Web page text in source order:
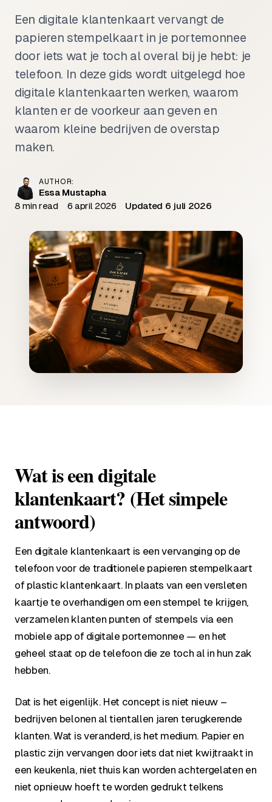
Een digitale klantenkaart vervangt de
papieren stempelkaart in je portemonnee
door iets wat je toch al overal bij je hebt: je
telefoon. In deze gids wordt uitgelegd hoe
digitale klantenkaarten werken, waarom
klanten er de voorkeur aan geven en
waarom kleine bedrijven de overstap
maken.
AUTHOR:
Essa Mustapha
8 min read
6 april 2026 Updated 6 juli 2026
Wat is een digitale
klantenkaart? (Het simpele
antwoord)
Een digitale klantenkaart is een vervanging op de
telefoon voor de traditionele papieren stempelkaart
of plastic klantenkaart. In plaats van een versleten
kaartje te overhandigen om een stempel te krijgen,
verzamelen klanten punten of stempels via een
mobiele app of digitale portemonnee — en het
geheel staat op de telefoon die ze toch al in hun zak
hebben.
Dat is het eigenlijk. Het concept is niet nieuw –
bedrijven belonen al tientallen jaren terugkerende
klanten. Wat is veranderd, is het medium. Papier en
plastic zijn vervangen door iets dat niet kwijtraakt in
een keukenla, niet thuis kan worden achtergelaten en
niet opnieuw hoeft te worden gedrukt telkens